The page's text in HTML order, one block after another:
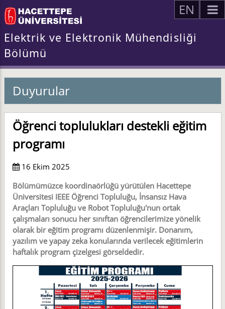
EN
Elektrik ve Elektronik Mühendisliği
Bölümü
Duyurular
Öğrenci toplulukları destekli eğitim
programı
16 Ekim 2025
Bölümümüzce koordinaörlüğü yürütülen Hacettepe
Üniversitesi IEEE Öğrenci Topluluğu, İnsansız Hava
Araçları Topluluğu ve Robot Topluluğu'nun ortak
çalışmaları sonucu her sınıftan öğrencilerimize yönelik
olarak bir eğitim programı düzenlenmişir. Donanım,
yazılım ve yapay zeka konularında verilecek eğitimlerin
haftalık program çizelgesi görseldedir.